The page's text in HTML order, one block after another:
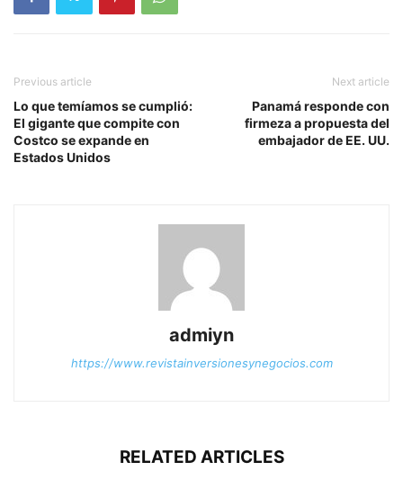
Previous article
Lo que temíamos se cumplió:
El gigante que compite con
Costco se expande en
Estados Unidos
Next article
Panamá responde con
firmeza a propuesta del
embajador de EE. UU.
admiyn
https://www.revistainversionesynegocios.com
RELATED ARTICLES